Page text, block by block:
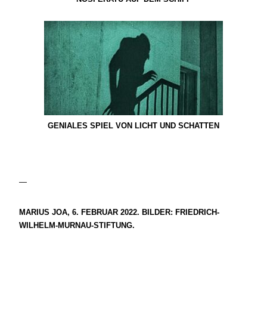
GENIALES SPIEL VON LICHT UND SCHATTEN
—
MARIUS JOA, 6. FEBRUAR 2022. BILDER: FRIEDRICH-
WILHELM-MURNAU-STIFTUNG.